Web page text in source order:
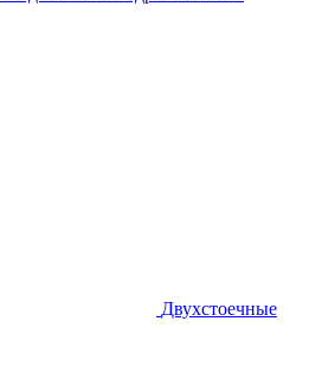
Двухстоечные